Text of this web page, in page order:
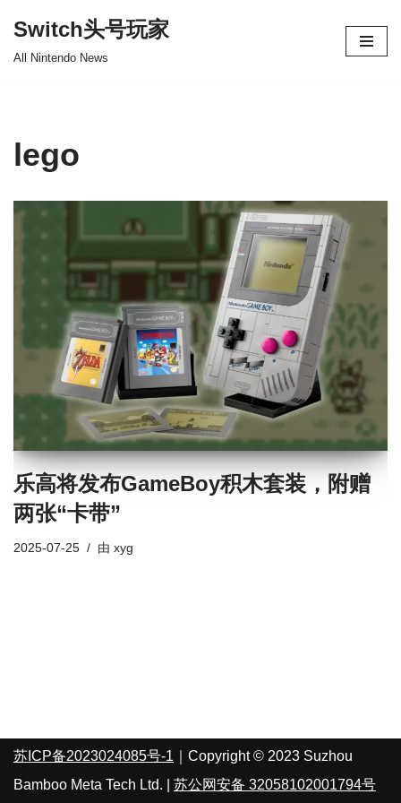
Switch头号玩家
All Nintendo News
lego
乐高将发布GameBoy积木套装，附赠
两张“卡带”
2025-07-25 由 xyg
苏ICP备2023024085号-1 ｜Copyright © 2023 Suzhou
Bamboo Meta Tech Ltd. | 苏公网安备 32058102001794号